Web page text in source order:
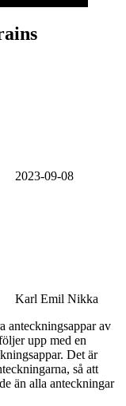
2023-09-08
Karl Emil Nikka
antecknings­appar av
upp med en
Det är
så att
än alla anteckningar